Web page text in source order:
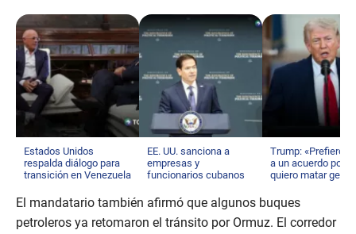
Estados Unidos
respalda diálogo para
transición en Venezuela
EE. UU. sanciona a
empresas y
funcionarios cubanos
Trump: «Prefiero
a un acuerdo
quiero matar
El mandatario también afirmó que algunos buques
petroleros ya retomaron el tránsito por Ormuz. El corredor